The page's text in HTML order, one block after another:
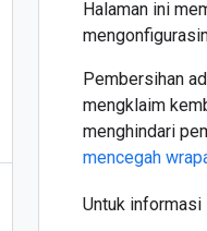
Halaman ini
Pembersihan
mengklaim
menghindari
mencegah
Untuk